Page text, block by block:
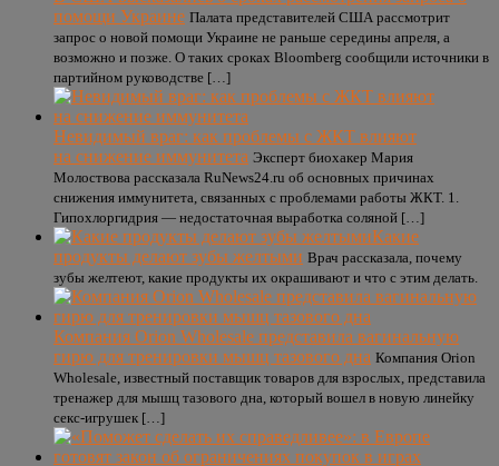
помощи Украине Палата представителей США рассмотрит
запрос о новой помощи Украине не раньше середины апреля, а
возможно и позже. О таких сроках Bloomberg сообщили источники в
партийном руководстве […]
Невидимый враг: как проблемы с ЖКТ влияют
на снижение иммунитета Эксперт биохакер Мария
Молоствова рассказала RuNews24.ru об основных причинах
снижения иммунитета, связанных с проблемами работы ЖКТ. 1.
Гипохлоргидрия — недостаточная выработка соляной […]
Какие
продукты делают зубы желтыми Врач рассказала, почему
зубы желтеют, какие продукты их окрашивают и что с этим делать.
Компания Orion Wholesale представила вагинальную
гирю для тренировки мышц тазового дна Компания Orion
Wholesale, известный поставщик товаров для взрослых, представила
тренажер для мышц тазового дна, который вошел в новую линейку
секс-игрушек […]